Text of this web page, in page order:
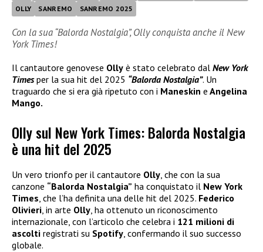
OLLY
SANREMO SANREMO 2025
Con la sua “Balorda Nostalgia”, Olly conquista anche il New
York Times!
Il cantautore genovese Olly è stato celebrato dal New York
Timesper la sua hit del 2025 “Balorda Nostalgia”. Un
traguardo che si era già ripetuto con i Maneskin e Angelina
Mango.
Olly sul New York Times: Balorda Nostalgia
è una hit del 2025
Un vero trionfo per il cantautore Olly, che con la sua
canzone “Balorda Nostalgia” ha conquistato il New York
Times, che l’ha definita una delle hit del 2025. Federico
Olivieri, in arte Olly, ha ottenuto un riconoscimento
internazionale, con l’articolo che celebra i 121 milioni di
ascolti registrati su Spotify, confermando il suo successo
globale.